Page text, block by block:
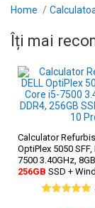
Home
Îți mai
Calculator
OptiPlex 5050
7500 3.40GHz,
256GB SSD +